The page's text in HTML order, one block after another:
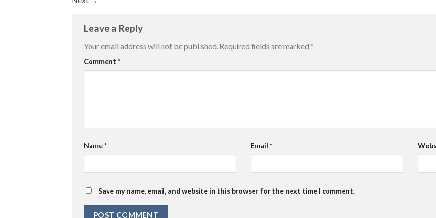
Leave a Reply
Your email address will not be published. Required fields are marked *
Comment *
Name* Email*
Save my name, email, and website in this browser for the next time I comment.